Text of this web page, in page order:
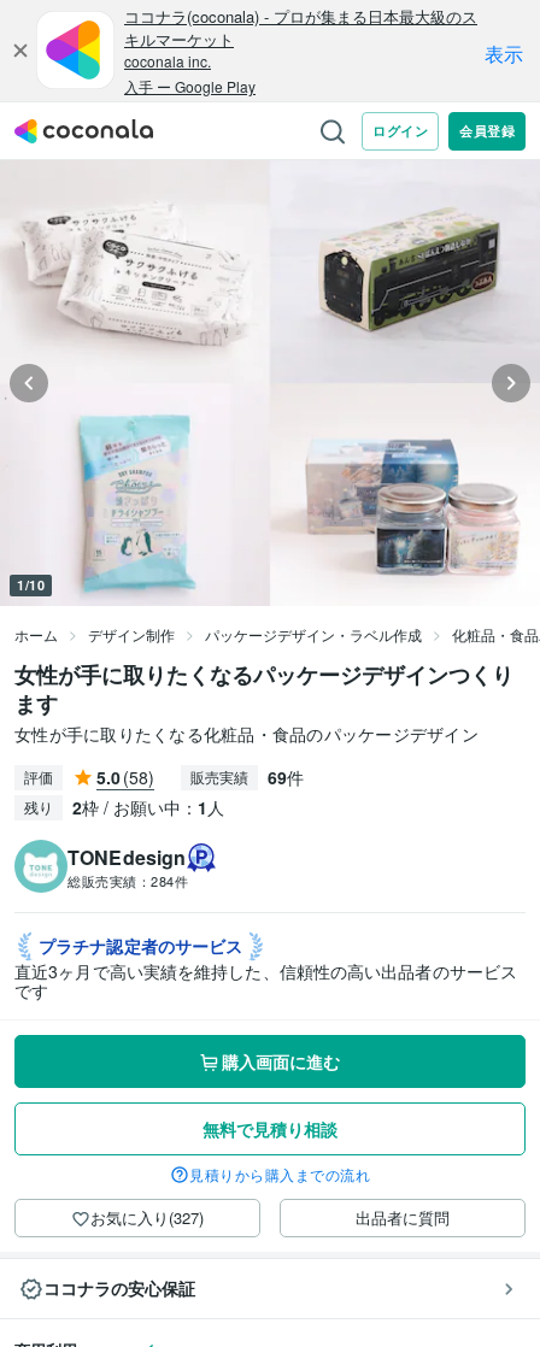
1/10
ホーム デザイン制作 パッケージデザイン・ラベル作成 化粧品・食
女性が手に取りたくなるパッケージデザインつくり
ます
女性が手に取りたくなる化粧品・食品のパッケージデザイン
評価 5.0(58) 販売実績 69件
残り 2枠 / お願い中： 1 人
TONEdesign
総販売実績： 284件
プラチナ認定者のサービス
直近3ヶ月で高い実績を維持した、信頼性の高い出品者のサービス
です
購入画面に進む
無料で見積り相談
見積りから購入までの流れ
お気に入り(327) 出品者に質問
ココナラの安心保証